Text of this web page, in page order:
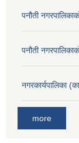
पनौती
पनौती
नगरकार्यपालिका
more